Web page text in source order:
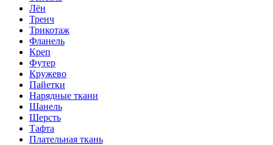
Лён
Тренч
Трикотаж
Фланель
Креп
Футер
Кружево
Пайетки
Нарядные ткани
Шанель
Шерсть
Тафта
Плательная ткань